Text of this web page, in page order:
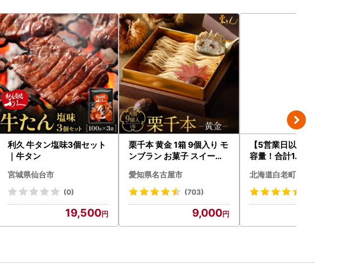
利久 牛タン塩味3個セット
｜牛タン
宮城県仙台市
(0)
19,500
栗千本 黄金 1箱 9個入り モ
ンブラン お菓子 スイーツ
愛知県名古屋市
(703)
9,000
【5営業日以内発送】★大
容量！合計1.65kg！★訳
ーグ(110ｇ5枚入）×3 AG
058
北海道白老町